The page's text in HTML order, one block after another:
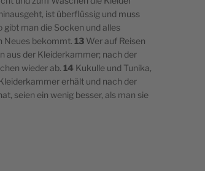
ist überflüssig und muss
gibt man die Socken und alles
Neues bekommt. 13Wer auf Reisen
aus der Kleiderkammer; nach der
wieder ab. 14Kukulle und Tunika,
erhält und nach der
seien ein wenig besser, als man sie